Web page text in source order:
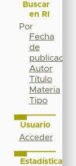
Buscar
en RI
Por
Fecha
de
publicación
Autor
Título
Materia
Tipo
Usuario
Acceder
Estadísticas